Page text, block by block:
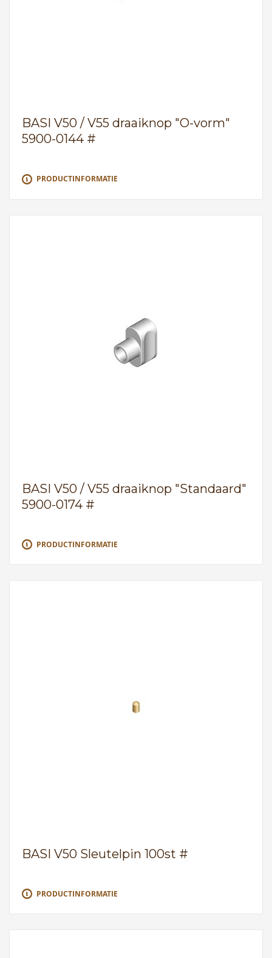
BASI V50 / V55 draaiknop "O-vorm"
5900-0144 #
PRODUCTINFORMATIE
BASI V50 / V55 draaiknop "Standaard"
5900-0174 #
PRODUCTINFORMATIE
BASI V50 Sleutelpin 100st #
PRODUCTINFORMATIE